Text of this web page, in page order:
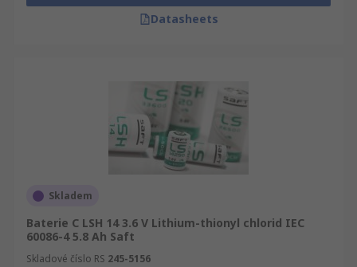
Datasheets
Skladem
Baterie C LSH 14 3.6 V Lithium-thionyl chlorid IEC
60086-4 5.8 Ah Saft
Skladové číslo RS 245-5156